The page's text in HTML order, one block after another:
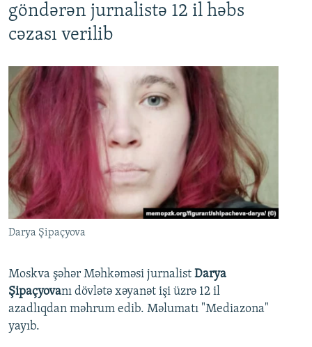
göndərən jurnalistə 12 il həbs
cəzası verilib
Darya Şipaçyova
Moskva şəhər Məhkəməsi jurnalist Darya
Şipaçyovanı dövlətə xəyanət işi üzrə 12 il
azadlıqdan məhrum edib. Məlumatı "Mediazona"
yayıb.